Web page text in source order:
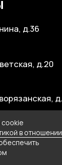
в отношении